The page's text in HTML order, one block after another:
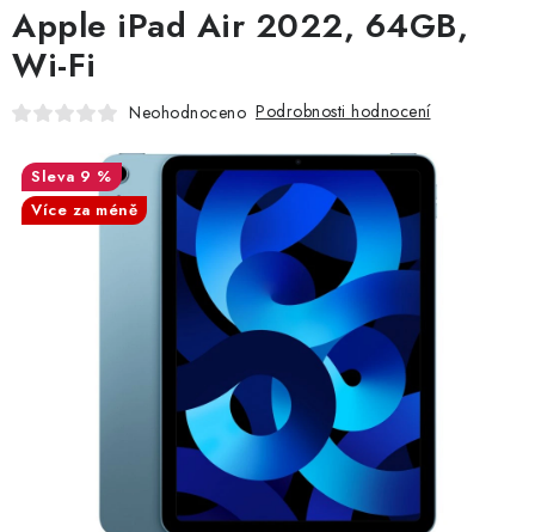
GAMING
DRONY
TISKÁRNY
Obchodní podmínky
Kontakty
Apple iPad Air 2022, 64GB,
Wi-Fi
Neohodnoceno Podrobnosti hodnocení
9 %
Více za méně